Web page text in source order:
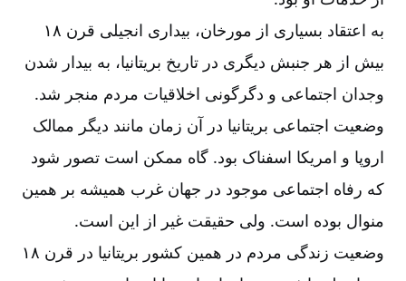
به اعتقاد بسیاری از مورخان، بیداری‌‌ انجیلی قرن ۱۸
بیش از هر جنبش دیگری در تاریخ بریتانیا، به بیدار شدن
وجدان اجتماعی و دگرگونی اخلاقیات مردم منجر شد.
وضعیت اجتماعی بریتانیا در آن زمان مانند دیگر ممالک
اروپا و امریكا اسفناک بود. گاه ممکن است تصور شود
که رفاه اجتماعی موجود در جهان غرب همیشه بر همین
منوال بوده است. ولی حقیقت غیر از این است.
وضعیت زندگی مردم در همین کشور بریتانیا در قرن ۱۸